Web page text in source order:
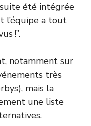
été intégrée
l’équipe a tout
!”.
notamment sur
très
mais la
une liste